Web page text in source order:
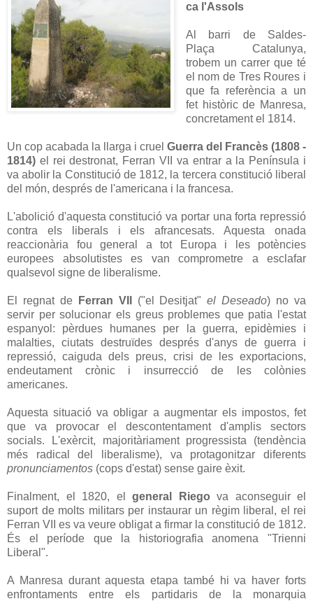
ca l'Assols
Al barri de Saldes-
Plaça Catalunya,
trobem un carrer que té
el nom de Tres Roures i
que fa referència a un
fet històric de Manresa,
concretament el 1814.
Un cop acabada la llarga i cruel Guerra del Francès (1808 -
1814) el rei destronat, Ferran VII va entrar a la Península i
va abolir la Constitució de 1812, la tercera constitució liberal
del món, després de l'americana i la francesa.
L'abolició d'aquesta constitució va portar una forta repressió
contra els liberals i els afrancesats. Aquesta onada
reaccionària fou general a tot Europa i les potències
europees absolutistes es van comprometre a esclafar
qualsevol signe de liberalisme.
El regnat de Ferran VII ("el Desitjat"el Deseado) no va
servir per solucionar els greus problemes que patia l'estat
espanyol: pèrdues humanes per la guerra, epidèmies i
malalties, ciutats destruïdes després d'anys de guerra i
repressió, caiguda dels preus, crisi de les exportacions,
endeutament crònic i insurrecció de les colònies
americanes.
Aquesta situació va obligar a augmentar els impostos, fet
que va provocar el descontentament d'amplis sectors
socials. L'exèrcit, majoritàriament progressista (tendència
més radical del liberalisme), va protagonitzar diferents
pronunciamentos (cops d'estat) sense gaire èxit.
Finalment, el 1820, el general Riego va aconseguir el
suport de molts militars per instaurar un règim liberal, el rei
Ferran VII es va veure obligat a firmar la constitució de 1812.
És el període que la historiografia anomena "Trienni
Liberal".
A Manresa durant aquesta etapa també hi va haver forts
enfrontaments entre els partidaris de la monarquia